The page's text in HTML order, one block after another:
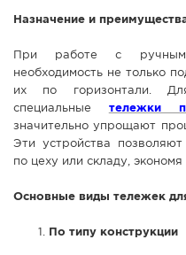
КАМЕРЫ
КОНКУРСЫ
СТАТЬИ
Назначение и
При работе с
необходимость не только
их по горизонтали.
специальные тележки
значительно упрощают
Эти устройства
по цеху или складу,
Основные виды тележек
По типу конструкции